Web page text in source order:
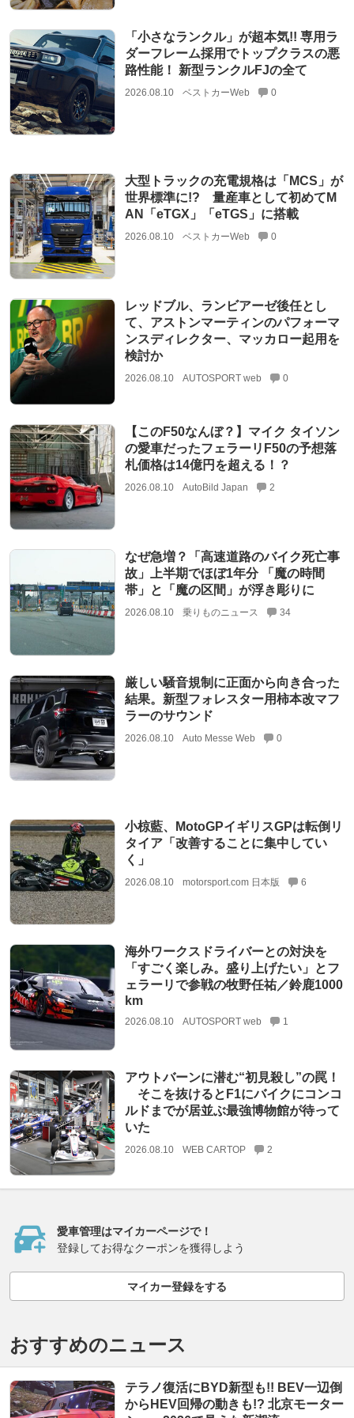
「小さなランクル」が超本気!! 専用ラ
ダーフレーム採用でトップクラスの悪
路性能！ 新型ランクルFJの全て
2026.08.10 ベストカーWeb 0
大型トラックの充電規格は「MCS」が
世界標準に!? 量産車として初めてM
AN「eTGX」「eTGS」に搭載
2026.08.10 ベストカーWeb 0
レッドブル、ランビアーゼ後任とし
て、アストンマーティンのパフォーマ
ンスディレクター、マッカロー起用を
検討か
2026.08.10 AUTOSPORT web 0
【このF50なんぼ？】マイク タイソン
の愛車だったフェラーリF50の予想落
札価格は14億円を超える！？
2026.08.10 AutoBild Japan 2
なぜ急増？「高速道路のバイク死亡事
故」上半期でほぼ1年分 「魔の時間
帯」と「魔の区間」が浮き彫りに
2026.08.10 乗りものニュース 34
厳しい騒音規制に正面から向き合った
結果。新型フォレスター用柿本改マフ
ラーのサウンド
2026.08.10 Auto Messe Web 0
小椋藍、MotoGPイギリスGPは転倒リ
タイア「改善することに集中してい
く」
2026.08.10 motorsport.com 日本版 6
海外ワークスドライバーとの対決を
「すごく楽しみ。盛り上げたい」とフ
ェラーリで参戦の牧野任祐／鈴鹿1000
km
2026.08.10 AUTOSPORT web 1
アウトバーンに潜む“初見殺し”の罠！
そこを抜けるとF1にバイクにコンコ
ルドまでが居並ぶ最強博物館が待って
いた
2026.08.10 WEB CARTOP 2
愛車管理はマイカーページで！
登録してお得なクーポンを獲得しよう
マイカー登録をする
おすすめのニュース
テラノ復活にBYD新型も!! BEV一辺倒
からHEV回帰の動きも!? 北京モーター